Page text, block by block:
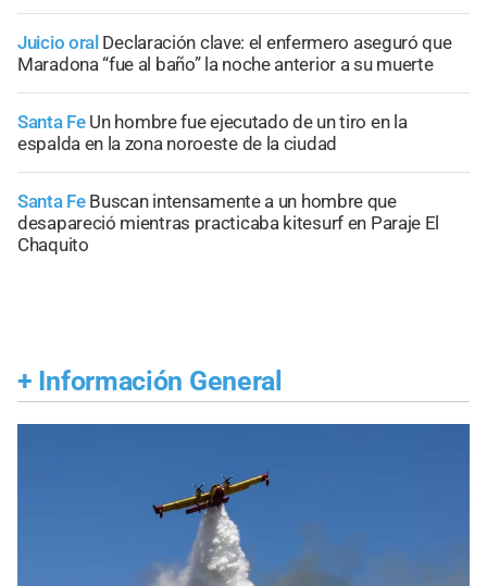
Juicio oral Declaración clave: el enfermero aseguró que
Maradona “fue al baño” la noche anterior a su muerte
Santa Fe Un hombre fue ejecutado de un tiro en la
espalda en la zona noroeste de la ciudad
Santa Fe Buscan intensamente a un hombre que
desapareció mientras practicaba kitesurf en Paraje El
Chaquito
+ Información General